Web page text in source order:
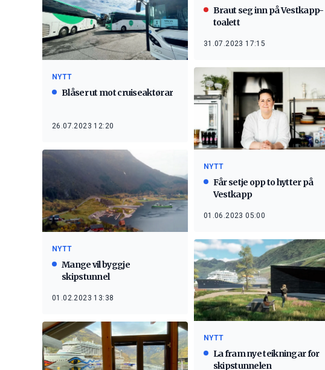
Braut seg inn på Vestkapp-
toalett
31.07.2023 17:15
NYTT
Blåser ut mot cruiseaktørar
26.07.2023 12:20
NYTT
Får setje opp to hytter på
Vestkapp
01.06.2023 05:00
NYTT
Mange vil byggje
skipstunnel
01.02.2023 13:38
NYTT
La fram nye teikningar for
skipstunnelen